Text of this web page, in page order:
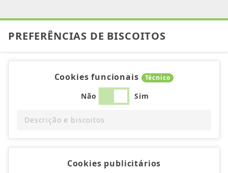
PREFERÊNCIAS DE BISCOITOS
Cookies funcionais Técnico
Não Sim
Descrição e biscoitos
Cookies publicitários